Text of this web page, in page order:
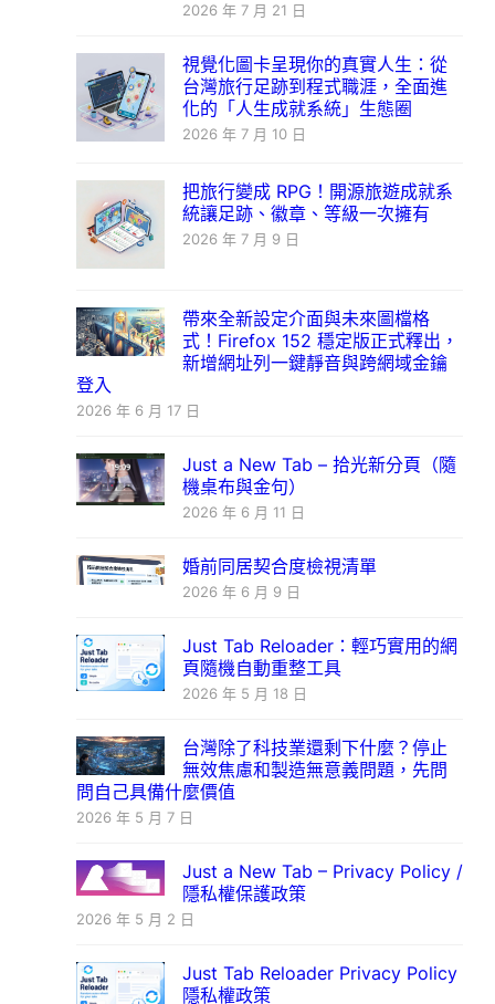
2026 年 7 月 21 日
視覺化圖卡呈現你的真實人生：從
台灣旅行足跡到程式職涯，全面進
化的「人生成就系統」生態圈
2026 年 7 月 10 日
把旅行變成 RPG！開源旅遊成就系
統讓足跡、徽章、等級一次擁有
2026 年 7 月 9 日
帶來全新設定介面與未來圖檔格
式！Firefox 152 穩定版正式釋出，
新增網址列一鍵靜音與跨網域金鑰
登入
2026 年 6 月 17 日
Just a New Tab – 拾光新分頁（隨
機桌布與金句）
2026 年 6 月 11 日
婚前同居契合度檢視清單
2026 年 6 月 9 日
Just Tab Reloader：輕巧實用的網
頁隨機自動重整工具
2026 年 5 月 18 日
台灣除了科技業還剩下什麼？停止
無效焦慮和製造無意義問題，先問
問自己具備什麼價值
2026 年 5 月 7 日
Just a New Tab – Privacy Policy /
隱私權保護政策
2026 年 5 月 2 日
Just Tab Reloader Privacy Policy
隱私權政策